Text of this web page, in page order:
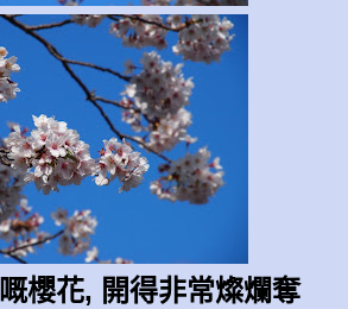
櫻花, 開得非常燦爛奪